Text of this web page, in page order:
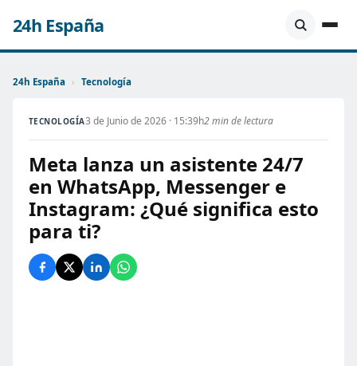
24h España
24h España › Tecnología
TECNOLOGÍA3 de Junio de 2026 · 15:39h2 min de lectura
Meta lanza un asistente 24/7
en WhatsApp, Messenger e
Instagram: ¿Qué significa esto
para ti?